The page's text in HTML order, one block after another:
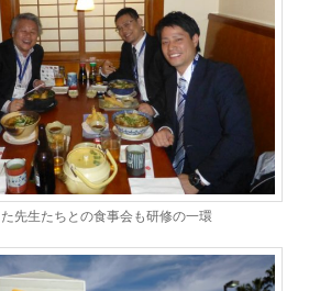
先生たちとの食事会も研修の一環